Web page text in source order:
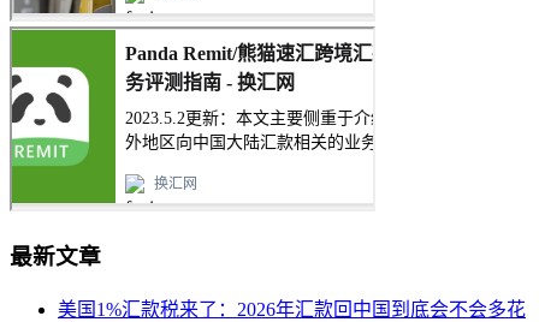
最新文章
美国1%汇款税来了：2026年汇款回中国到底会不会多花